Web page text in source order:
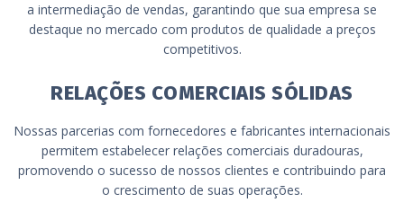
a intermediação de vendas, garantindo que sua empresa se
destaque no mercado com produtos de qualidade a preços
competitivos.
RELAÇÕES COMERCIAIS SÓLIDAS
Nossas parcerias com fornecedores e fabricantes internacionais
permitem estabelecer relações comerciais duradouras,
promovendo o sucesso de nossos clientes e contribuindo para
o crescimento de suas operações.